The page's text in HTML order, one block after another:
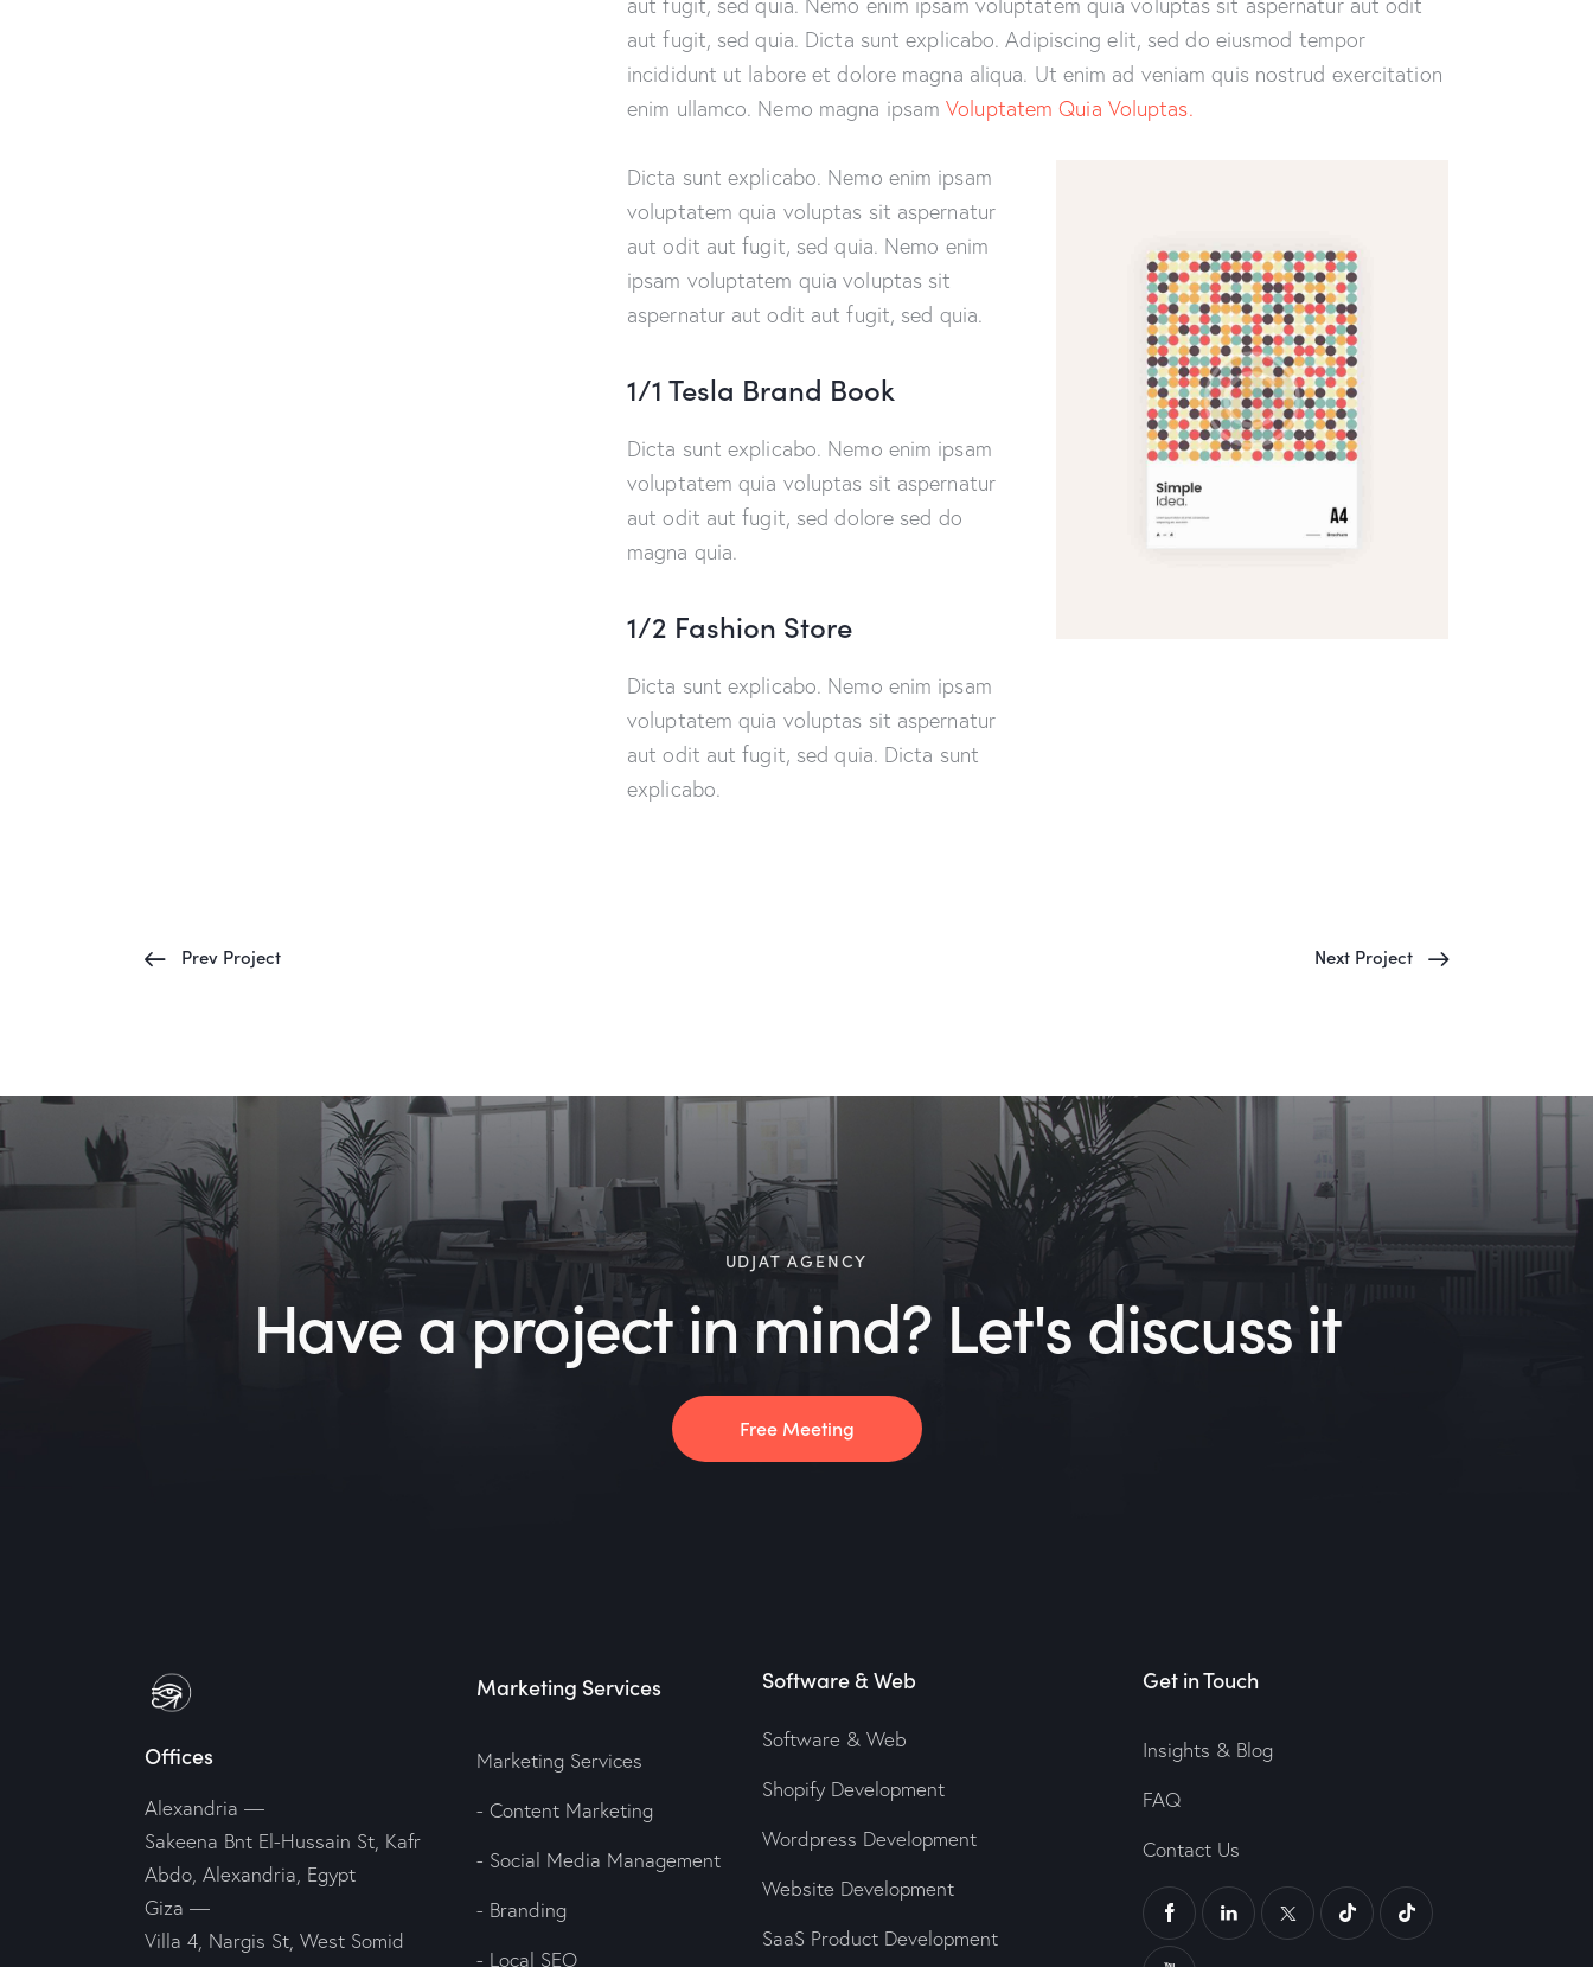
aut fugit, sed quia. Nemo enim ipsam voluptatem quia voluptas sit aspernatur aut odit
aut fugit, sed quia. Dicta sunt explicabo. Adipiscing elit, sed do eiusmod tempor
incididunt ut labore et dolore magna aliqua. Ut enim ad veniam quis nostrud exercitation
enim ullamco. Nemo magna ipsamVoluptatem Quia Voluptas.
Dicta sunt explicabo. Nemo enim ipsam
voluptatem quia voluptas sit aspernatur
aut odit aut fugit, sed quia. Nemo enim
ipsam voluptatem quia voluptas sit
aspernatur aut odit aut fugit, sed quia.
1/1 Tesla Brand Book
Dicta sunt explicabo. Nemo enim ipsam
voluptatem quia voluptas sit aspernatur
aut odit aut fugit, sed dolore sed do
magna quia.
1/2 Fashion Store
Dicta sunt explicabo. Nemo enim ipsam
voluptatem quia voluptas sit aspernatur
aut odit aut fugit, sed quia. Dicta sunt
explicabo.
Prev Project Next Project
UDJAT AGENCY
Have a project in mind? Let's discuss it
Free Meeting
Offices
Alexandria —
Sakeena Bnt El-Hussain St, Kafr
Abdo, Alexandria, Egypt
Giza —
Villa 4, Nargis St, West Somid
Marketing Services
Marketing Services
- Content Marketing
- Social Media Management
- Branding
- Local SEO
Software & Web
Software & Web
Shopify Development
Wordpress Development
Website Development
SaaS Product Development
Get in Touch
Insights & Blog
FAQ
Contact Us